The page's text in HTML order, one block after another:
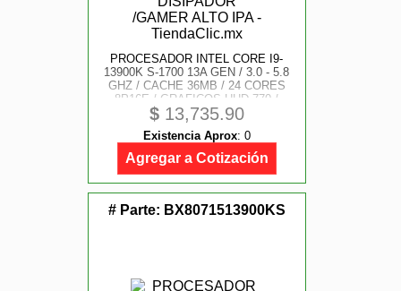
PROCESADOR INTEL CORE I9-
13900K S-1700 13A GEN / 3.0 - 5.8
GHZ / CACHE 36MB / 24 CORES
8P16E / GRAFICOS UHD 770 /
VPRO / SIN DISIPADOR / GAMER
ALTO IPA
$ 13,735.90
Existencia Aprox: 0
Agregar a Cotización
# Parte: BX8071513900KS